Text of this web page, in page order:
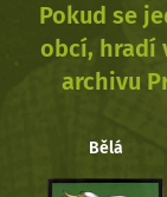
Pokud se
obcí, hradí
archivu
Bělá